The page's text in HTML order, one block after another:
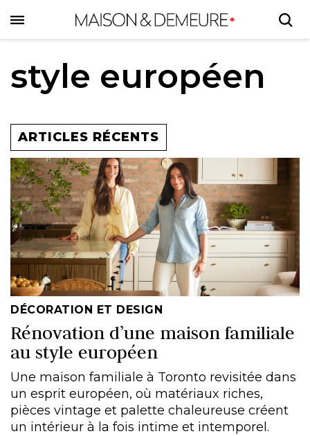
to
main
style européen
ARTICLES RÉCENTS
DÉCORATION ET DESIGN
Rénovation d’une maison familiale
au style européen
Une maison familiale à Toronto revisitée dans
un esprit européen, où matériaux riches,
pièces vintage et palette chaleureuse créent
un intérieur à la fois intime et intemporel.